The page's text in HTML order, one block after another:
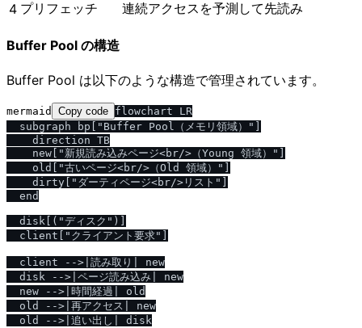
4 プリフェッチ 連続アクセスを予測して先読み
Buffer Pool の構造
Buffer Pool は以下のような構造で管理されています。
mermaid Copy code flowchart LR
  subgraph bp["Buffer Pool（メモリ領域）"]
    direction TB
    new["新規読み込みページ<br/>（Young 領域）"]
    old["古いページ<br/>（Old 領域）"]
    dirty["ダーティページ<br/>リスト"]
  end
  disk[("ディスク")]
  client["クライアント要求"]
  client -->|読み取り| new
  disk -->|ページ読み込み| new
  new -->|時間経過| old
  old -->|再アクセス| new
  old -->|追い出し| disk